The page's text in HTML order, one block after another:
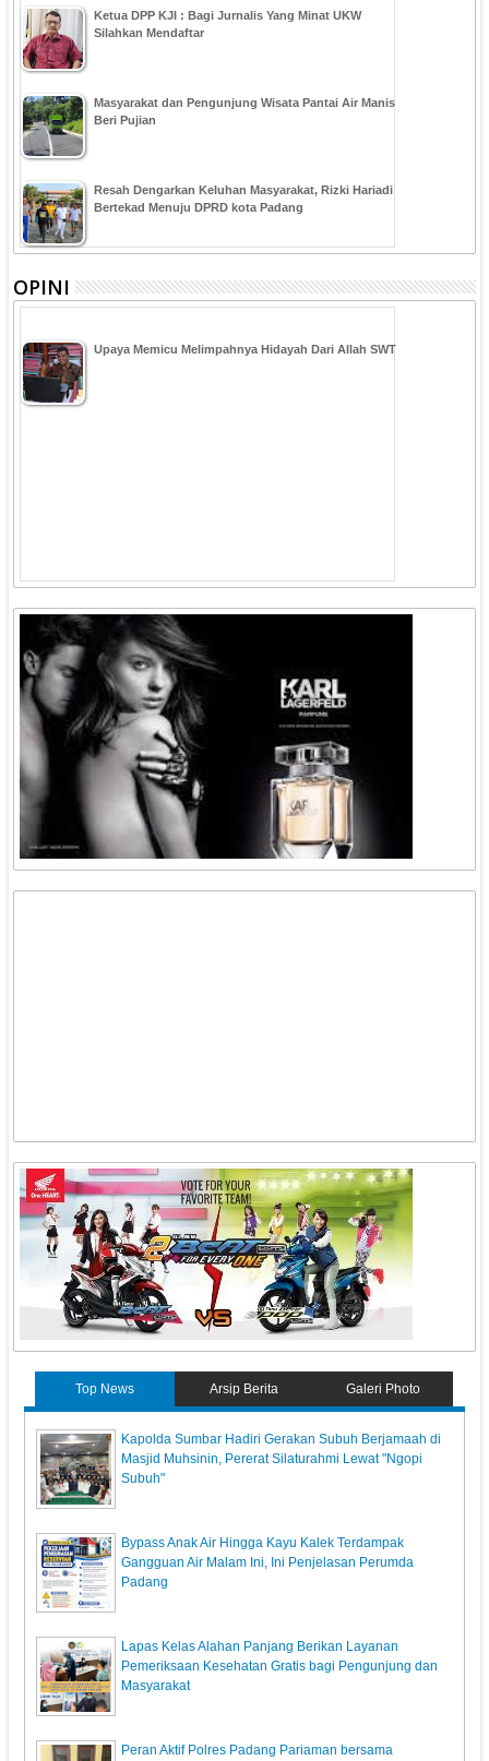
Ketua DPP KJI : Bagi Jurnalis Yang Minat UKW
Silahkan Mendaftar
Masyarakat dan Pengunjung Wisata Pantai Air Manis
Beri Pujian
Resah Dengarkan Keluhan Masyarakat, Rizki Hariadi
Bertekad Menuju DPRD kota Padang
OPINI
Upaya Memicu Melimpahnya Hidayah Dari Allah SWT
Top News Arsip Berita Galeri Photo
Kapolda Sumbar Hadiri Gerakan Subuh Berjamaah di
Masjid Muhsinin, Pererat Silaturahmi Lewat "Ngopi
Subuh"
Bypass Anak Air Hingga Kayu Kalek Terdampak
Gangguan Air Malam Ini, Ini Penjelasan Perumda
Padang
Lapas Kelas Alahan Panjang Berikan Layanan
Pemeriksaan Kesehatan Gratis bagi Pengunjung dan
Masyarakat
Peran Aktif Polres Padang Pariaman bersama